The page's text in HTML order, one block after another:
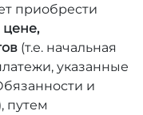
приобрести
цене,
(т.е. начальная
указанные
и
путем